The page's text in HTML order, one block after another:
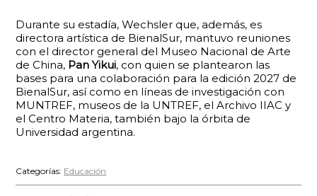
Durante su estadía, Wechsler que, además, es
directora artística de BienalSur, mantuvo reuniones
con el director general del Museo Nacional de Arte
de China, Pan Yikui, con quien se plantearon las
bases para una colaboración para la edición 2027 de
BienalSur, así como en líneas de investigación con
MUNTREF, museos de la UNTREF, el Archivo IIAC y
el Centro Materia, también bajo la órbita de
Universidad argentina.
Categorías: Educación